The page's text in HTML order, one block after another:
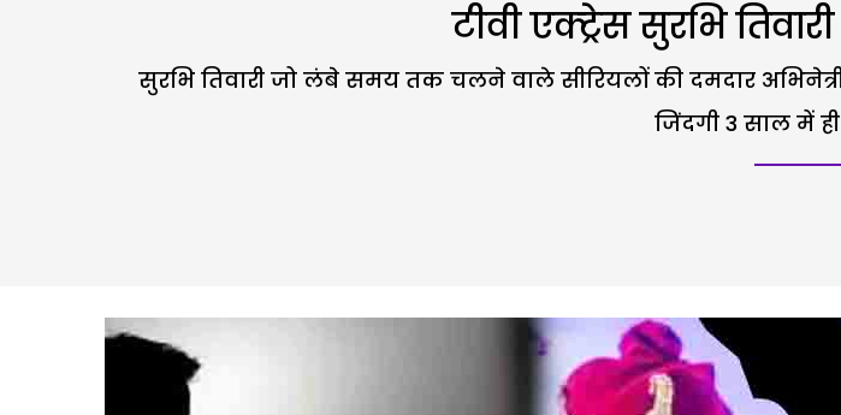
टीवी एक्ट्रेस सुरभि
सुरभि तिवारी जो लंबे समय तक चलने वाले सीरियलों की दमदार
जिंदगी 3 साल में